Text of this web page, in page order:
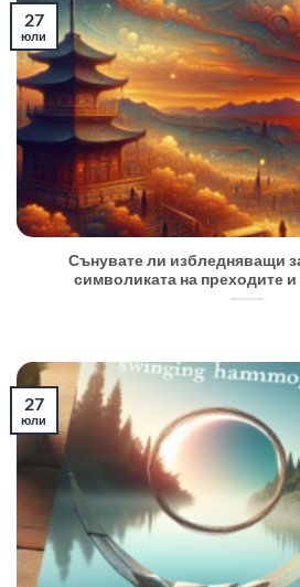
Сънувате ли избледняващи
символиката на преходите и
27
юли
27
юли